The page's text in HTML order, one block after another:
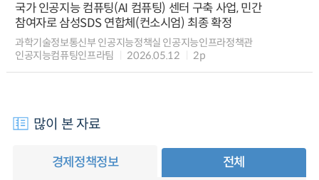
국가 인공지능 컴퓨팅(AI 컴퓨팅) 센터 구축 사업, 민간
참여자로 삼성SDS 연합체(컨소시엄) 최종 확정
과학기술정보통신부 인공지능정책실 인공지능인프라정책관
인공지능컴퓨팅인프라팀
2026.05.12 2p
많이 본 자료
경제정책정보 전체